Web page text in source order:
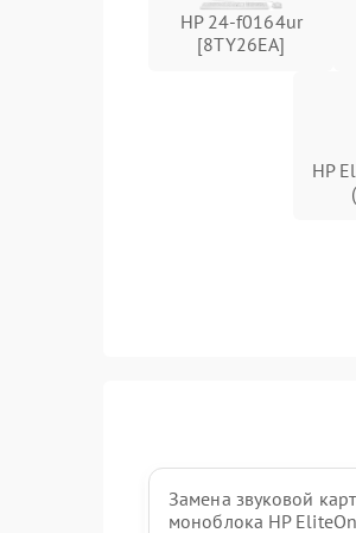
Неисправность кнопок
Неисправность тачпада
HP 24-f0164ur
[8TY26EA]
HP
Замена звуковой
моноблока HP